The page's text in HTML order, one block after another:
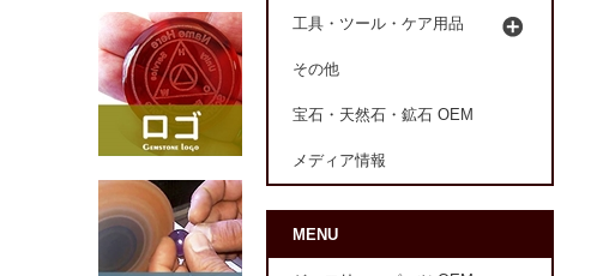
工具・ツール・ケア用品
その他
宝石・天然石・鉱石 OEM
メディア情報
MENU